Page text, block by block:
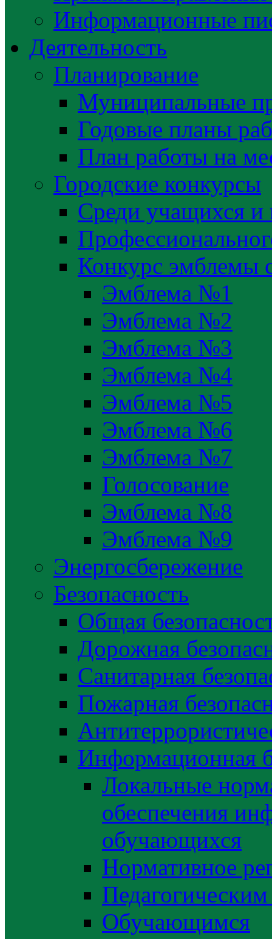
Информационные
Деятельность
Планирование
Муниципальные
Годовые планы
План работы на
Городские конкурсы
Среди учащихся и
Конкурс эмблемы
Эмблема №1
Эмблема №2
Эмблема №3
Эмблема №4
Эмблема №5
Эмблема №6
Эмблема №7
Голосование
Эмблема №8
Эмблема №9
Энергосбережение
Безопасность
Общая
Дорожная
Санитарная
Пожарная
Информационная
Локальные
обеспечения
обучающихся
Нормативное
Обучающимся